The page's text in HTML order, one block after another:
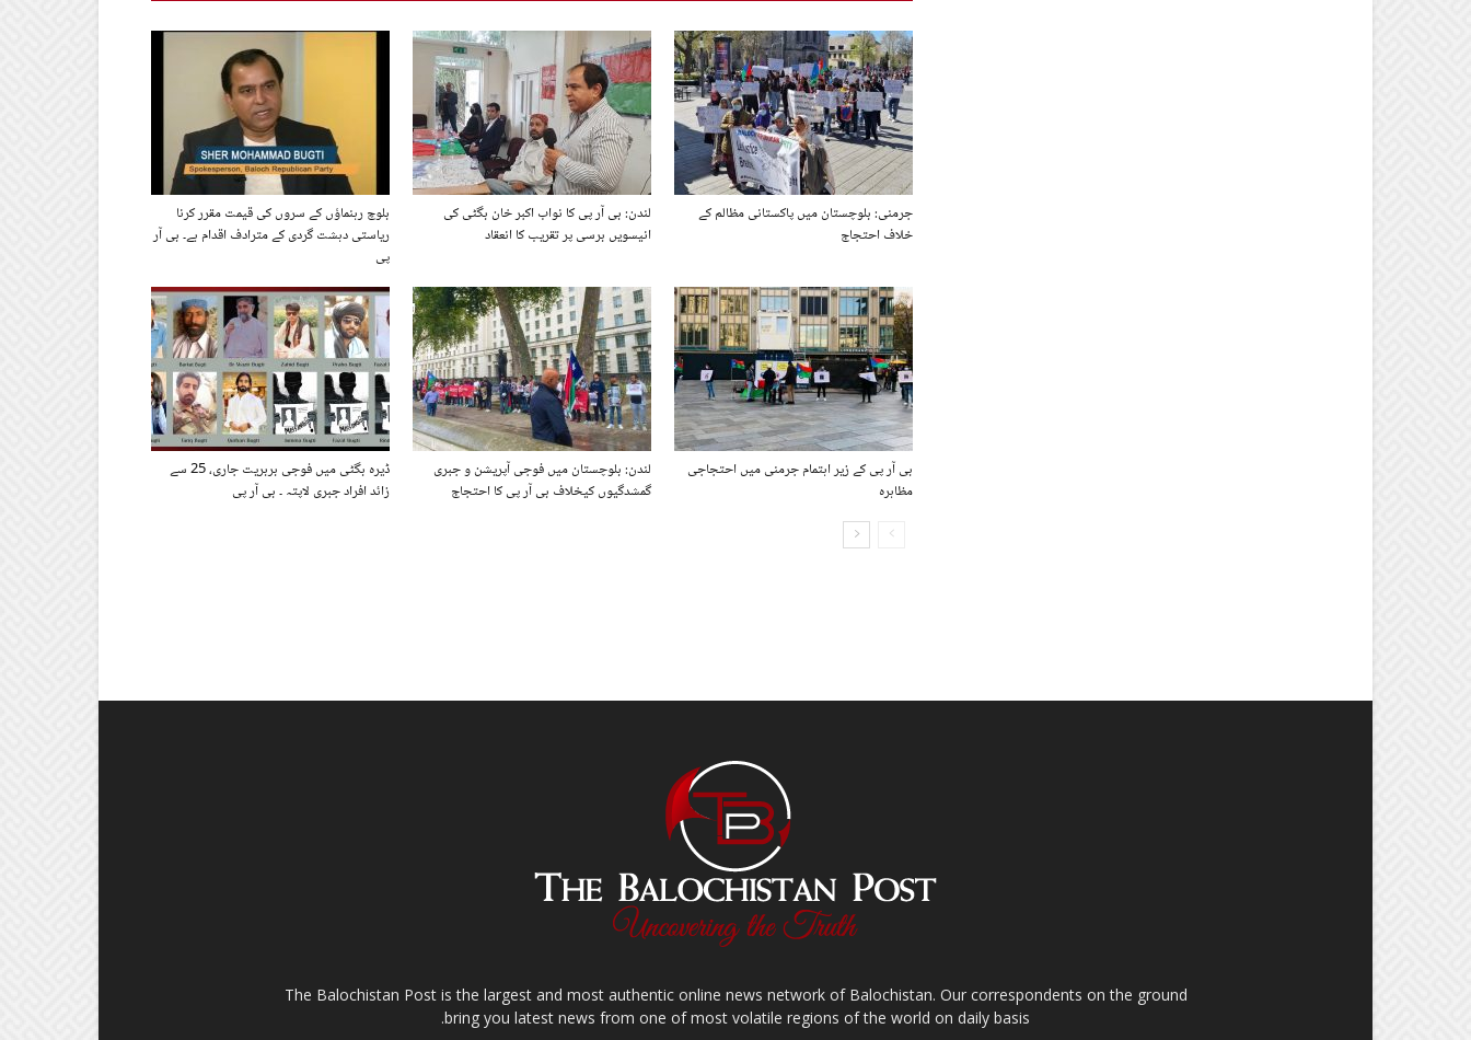
بلوچ رہنماؤں کے سروں کی قیمت مقرر کرنا
ریاستی دہشت گردی کے مترادف اقدام ہے۔ بی آر
پی
لندن: بی آر پی کا نواب اکبر خان بگٹی کی
انیسویں برسی پر تقریب کا انعقاد
جرمنی: بلوچستان میں پاکستانی مظالم کے
خلاف احتجاج
ڈیرہ بگٹی میں فوجی بربریت جاری، 25 سے
زائد افراد جبری لاپتہ ۔ بی آر پی
لندن: بلوچستان میں فوجی آپریشن و جبری
گمشدگیوں کیخلاف بی آر پی کا احتجاج
بی آر پی کے زیر اہتمام جرمنی میں احتجاجی
مظاہرہ
The Balochistan Post is the largest and most authentic online news network of Balochistan. Our correspondents on the ground
bring you latest news from one of most volatile regions of the world on daily basis.